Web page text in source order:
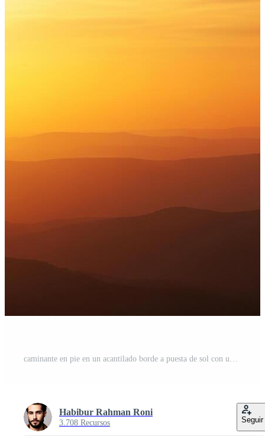
caminante en pie en un acantilado borde a puesta de sol con un mochila Foto Gratis
Habibur Rahman Roni
3.708 Recursos Seguir